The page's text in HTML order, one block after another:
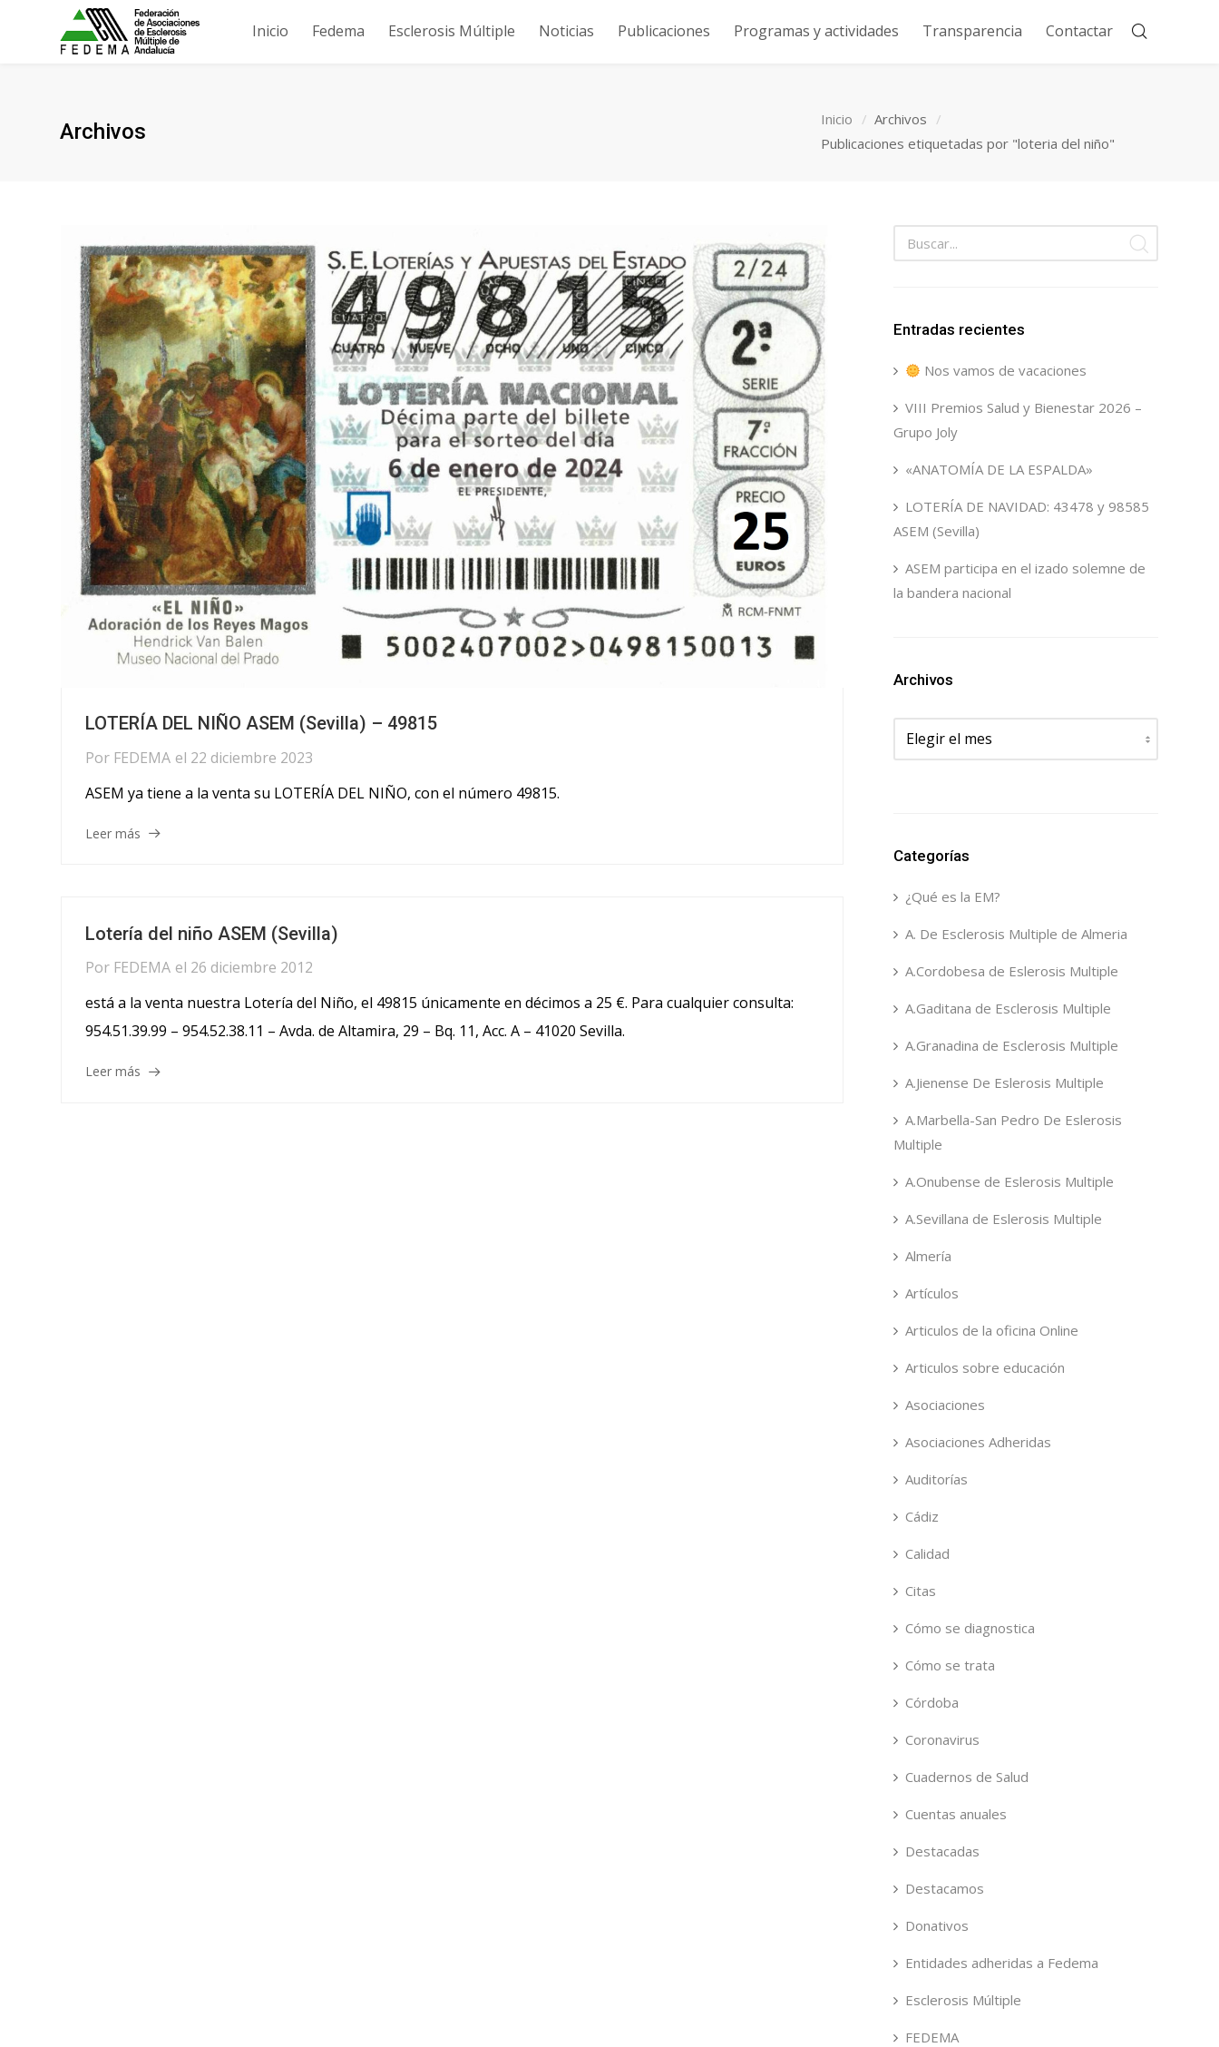
Inicio Fedema Esclerosis Múltiple Noticias Publicaciones Programas y actividades Transparencia Contactar
Archivos Inicio
Archivos
Publicaciones etiquetadas por "loteria del niño"
LOTERÍA DEL NIÑO ASEM (Sevilla) – 49815
Por FEDEMA el 22 diciembre 2023
ASEM ya tiene a la venta su LOTERÍA DEL NIÑO, con el número 49815.
Leer más
Lotería del niño ASEM (Sevilla)
Por FEDEMA el 26 diciembre 2012
está a la venta nuestra Lotería del Niño, el 49815 únicamente en décimos a 25 €. Para cualquier consulta:
954.51.39.99 – 954.52.38.11 – Avda. de Altamira, 29 – Bq. 11, Acc. A – 41020 Sevilla.
Leer más
Entradas recientes
Nos vamos de vacaciones
VIII Premios Salud y Bienestar 2026 –
Grupo Joly
«ANATOMÍA DE LA ESPALDA»
LOTERÍA DE NAVIDAD: 43478 y 98585
ASEM (Sevilla)
ASEM participa en el izado solemne de
la bandera nacional
Archivos
Archivos
Categorías
¿Qué es la EM?
A. De Esclerosis Multiple de Almeria
A.Cordobesa de Eslerosis Multiple
A.Gaditana de Esclerosis Multiple
A.Granadina de Esclerosis Multiple
A.Jienense De Eslerosis Multiple
A.Marbella-San Pedro De Eslerosis
Multiple
A.Onubense de Eslerosis Multiple
A.Sevillana de Eslerosis Multiple
Almería
Artículos
Articulos de la oficina Online
Articulos sobre educación
Asociaciones
Asociaciones Adheridas
Auditorías
Cádiz
Calidad
Citas
Cómo se diagnostica
Cómo se trata
Córdoba
Coronavirus
Cuadernos de Salud
Cuentas anuales
Destacadas
Destacamos
Donativos
Entidades adheridas a Fedema
Esclerosis Múltiple
FEDEMA